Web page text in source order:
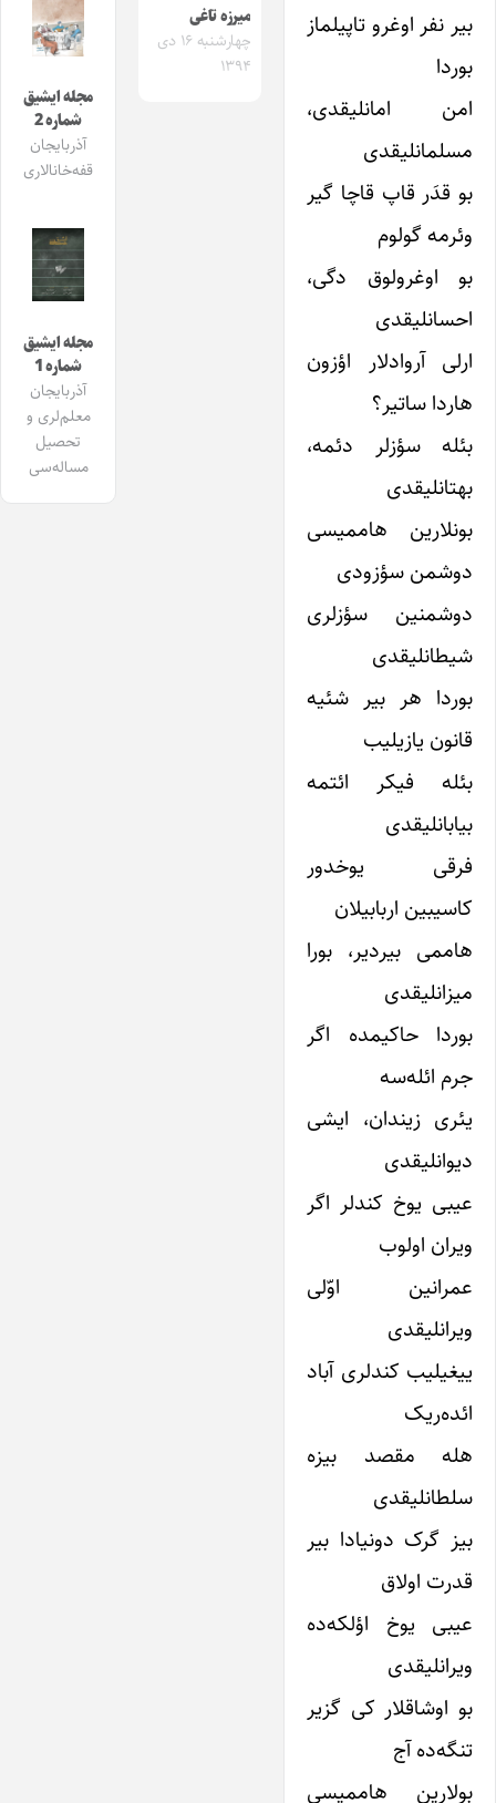
بیر نفر اوغرو تاپیلماز
بوردا
امن امانلیقدی،
مسلمانلیقدی
بو قدَر قاپ قاچا گیر
وئرمه گولوم
بو اوغرولوق دگی،
احسانلیقدی
ارلی آروادلار اؤزون
هاردا ساتیر‌؟
بئله سؤزلر دئمه‌،
بهتانلیقدی
بونلارین هاممیسی
دوشمن سؤزودی
دوشمنین سؤزلری
شیطانلیقدی
بوردا هر بیر شئیه
قانون یازیلیب
بئله فیکر ائتمه
بیابانلیقدی
فرقی یوخدور
کاسیبین اربابیلان
هاممی بیردیر، بورا
میزانلیقدی
بوردا حاکیمده اگر
جرم ائله‌سه
یئری زیندان، ایشی
دیوانلیقدی
عیبی یوخ کندلر اگر
ویران اولوب
عمرانین اوّلی
ویرانلیقدی
ییغیلیب کندلری آباد
ائده‌ریک
هله مقصد بیزه
سلطانلیقدی
بیز گرک دونیادا بیر
قدرت اولاق
عیبی یوخ اؤلکه‌ده
ویرانلیقدی
بو اوشاقلار کی گزیر
تنگه‌ده آج
بولارین هاممیسی
میرزه تاغی
چهارشنبه ۱۶ دی
۱۳۹۴
مجله ایشیق
شماره 2
آذربایجان
قفه‌خانالاری
مجله ایشیق
شماره 1
آذربایجان
معلم‌لری و
تحصیل
مساله‌سی